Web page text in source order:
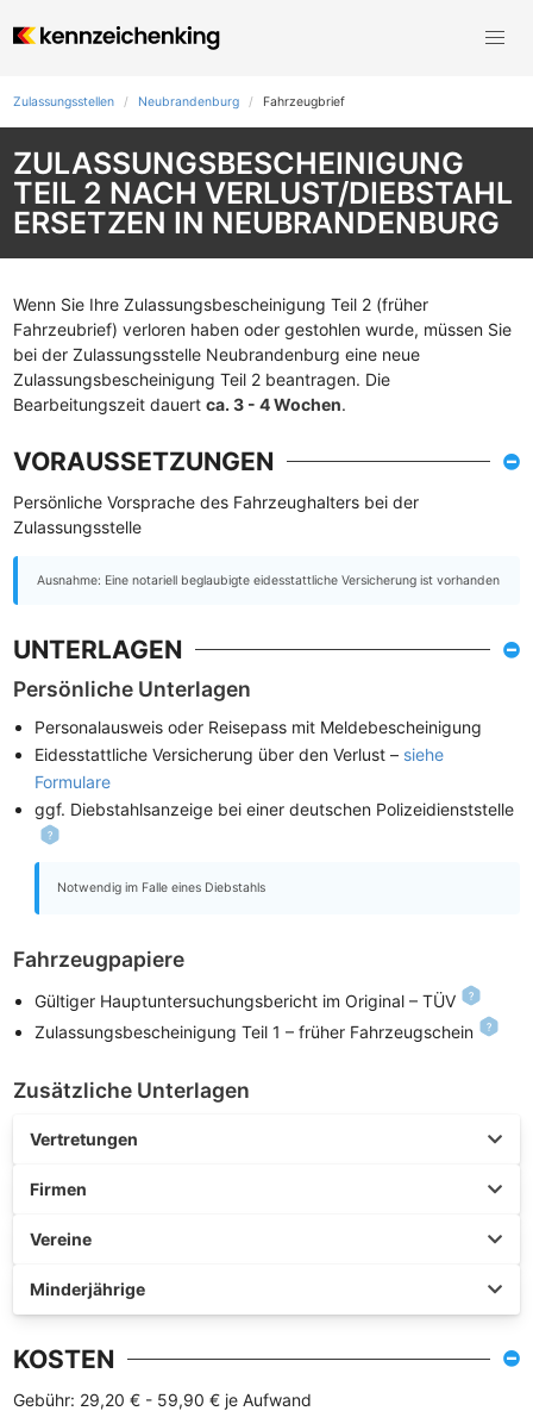
Zulassungsstellen Neubrandenburg Fahrzeugbrief
ZULASSUNGSBESCHEINIGUNG
TEIL 2 NACH VERLUST/DIEBSTAHL
ERSETZEN IN NEUBRANDENBURG
Wenn Sie Ihre Zulassungsbescheinigung Teil 2 (früher
Fahrzeubrief) verloren haben oder gestohlen wurde, müssen Sie
bei der Zulassungsstelle Neubrandenburg eine neue
Zulassungsbescheinigung Teil 2 beantragen. Die
Bearbeitungszeit dauert ca. 3 - 4 Wochen.
VORAUSSETZUNGEN
Persönliche Vorsprache des Fahrzeughalters bei der
Zulassungsstelle
Ausnahme: Eine notariell beglaubigte eidesstattliche Versicherung ist vorhanden
UNTERLAGEN
Persönliche Unterlagen
Personalausweis oder Reisepass mit Meldebescheinigung
Eidesstattliche Versicherung über den Verlust – siehe
Formulare
ggf. Diebstahlsanzeige bei einer deutschen Polizeidienststelle
Notwendig im Falle eines Diebstahls
Fahrzeugpapiere
Gültiger Hauptuntersuchungsbericht im Original – TÜV
Zulassungsbescheinigung Teil 1 – früher Fahrzeugschein
Zusätzliche Unterlagen
Vertretungen
Firmen
Vereine
Minderjährige
KOSTEN
Gebühr: 29,20 € - 59,90 € je Aufwand